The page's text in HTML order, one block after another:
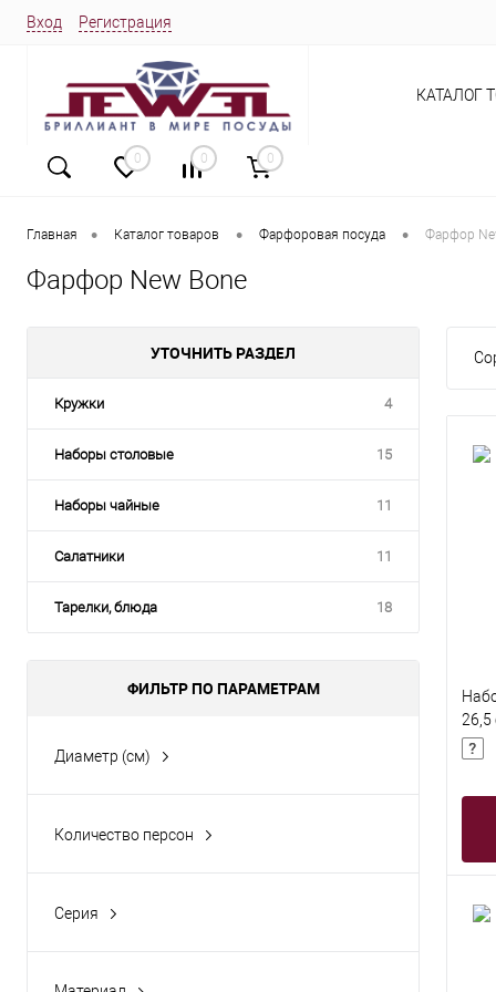
Вход Регистрация
0 0 0
КАТАЛОГ
Главная • Каталог товаров • Фарфоровая посуда • Фарфор
Фарфор New Bone
УТОЧНИТЬ РАЗДЕЛ
Кружки 4
Наборы столовые 15
Наборы чайные 11
Салатники 11
Тарелки, блюда 18
ФИЛЬТР ПО ПАРАМЕТРАМ
Диаметр (см)
Количество персон
Серия
26,5